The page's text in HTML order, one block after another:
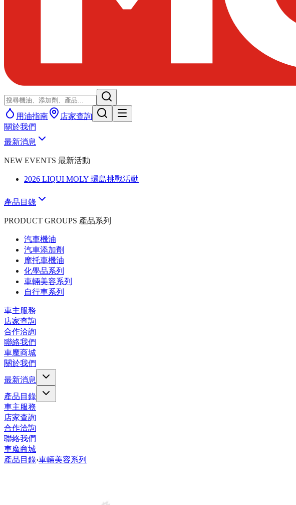
用油指南
店家查詢
關於我們
最新消息
NEW EVENTS 最新活動
2026 LIQUI MOLY 環島挑戰活動
產品目錄
PRODUCT GROUPS 產品系列
汽車機油
汽車添加劑
摩托車機油
化學品系列
車輛美容系列
自行車系列
車主服務
店家查詢
合作洽詢
聯絡我們
車魔商城
關於我們
最新消息
產品目錄
車主服務
店家查詢
合作洽詢
聯絡我們
車魔商城
產品目錄›車輛美容系列